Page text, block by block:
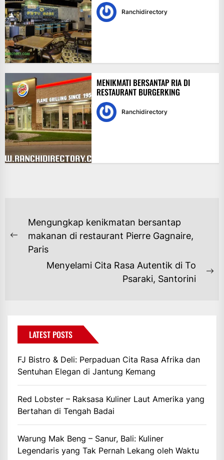
Ranchidirectory
MENIKMATI BERSANTAP RIA DI
RESTAURANT BURGERKING
Ranchidirectory
NAVIGASI
POS
Previous
post:
Mengungkap kenikmatan bersantap
makanan di restaurant Pierre Gagnaire,
Paris
Menyelami Cita Rasa Autentik di To
Psaraki, Santorini
LATEST POSTS
FJ Bistro & Deli: Perpaduan Cita Rasa Afrika dan
Sentuhan Elegan di Jantung Kemang
Red Lobster – Raksasa Kuliner Laut Amerika yang
Bertahan di Tengah Badai
Warung Mak Beng – Sanur, Bali: Kuliner
Legendaris yang Tak Pernah Lekang oleh Waktu